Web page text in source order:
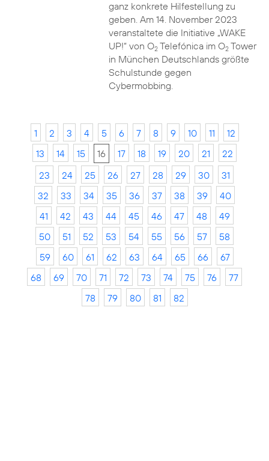
ganz konkrete Hilfestellung zu
geben. Am 14. November 2023
veranstaltete die Initiative „WAKE
UP!“ von O2Telefónica im O2Tower
in München Deutschlands größte
Schulstunde gegen
Cybermobbing.
1 2 3 4 5 6 7 8 9 10 11
12
13
14 15 16 17 18 19 20 21
22
23
24 25 26 27 28 29 30
31
32
33 34 35 36 37 38 39
40
41
42 43 44 45 46 47 48
49
50
51 52 53 54 55 56 57
58
59
60 61 62 63 64 65 66
67
68
69 70 71 72 73 74 75 76
77
78
79 80 81 82